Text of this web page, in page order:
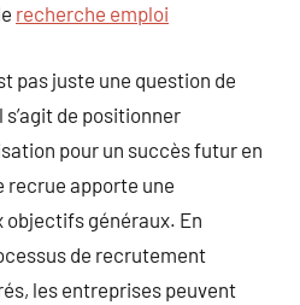
recherche emploi
pas juste une question de
de positionner
pour un succès futur en
recrue apporte une
généraux. En
de recrutement
les entreprises peuvent